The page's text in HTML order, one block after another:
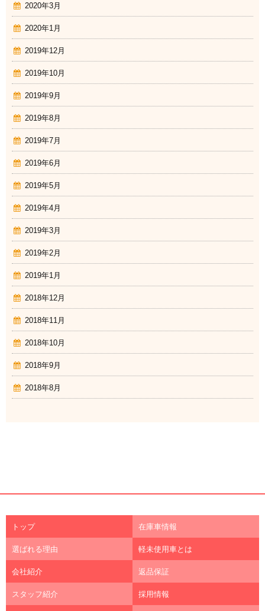
2020年3月
2020年1月
2019年12月
2019年10月
2019年9月
2019年8月
2019年7月
2019年6月
2019年5月
2019年4月
2019年3月
2019年2月
2019年1月
2018年12月
2018年11月
2018年10月
2018年9月
2018年8月
トップ 在庫車情報
選ばれる理由 軽未使用車とは
会社紹介 返品保証
スタッフ紹介 採用情報